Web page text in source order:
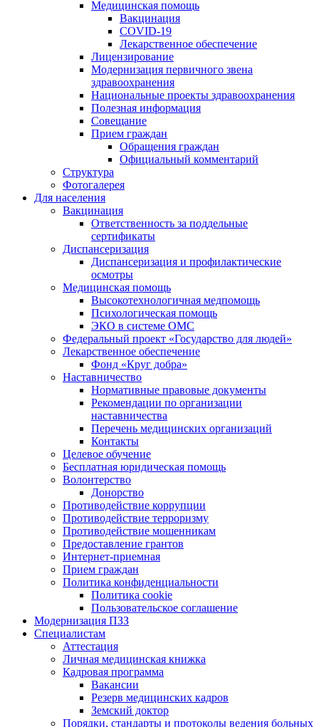
Медицинская помощь
Вакцинация
COVID-19
Лекарственное обеспечение
Лицензирование
Модернизация первичного звена
здравоохранения
Национальные проекты здравоохранения
Полезная информация
Совещание
Прием граждан
Обращения граждан
Официальный комментарий
Структура
Фотогалерея
Для населения
Вакцинация
Ответственность за поддельные
сертификаты
Диспансеризация
Диспансеризация и профилактические
осмотры
Медицинская помощь
Высокотехнологичная медпомощь
Психологическая помощь
ЭКО в системе ОМС
Федеральный проект «Государство для людей»
Лекарственное обеспечение
Фонд «Круг добра»
Наставничество
Нормативные правовые документы
Рекомендации по организации
наставничества
Перечень медицинских организаций
Контакты
Целевое обучение
Бесплатная юридическая помощь
Волонтерство
Донорство
Противодействие коррупции
Противодействие терроризму
Противодействие мошенникам
Предоставление грантов
Интернет-приемная
Прием граждан
Политика конфиденциальности
Политика cookie
Пользовательское соглашение
Модернизация ПЗЗ
Специалистам
Аттестация
Личная медицинская книжка
Кадровая программа
Вакансии
Резерв медицинских кадров
Земский доктор
Порядки, стандарты и протоколы ведения больных